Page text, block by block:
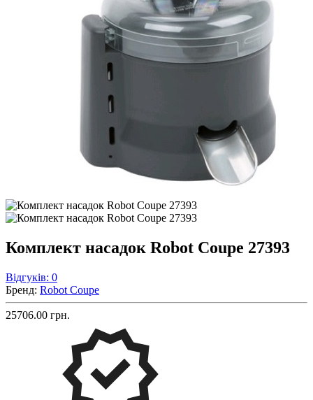
Комплект насадок Robot Coupe 27393
Відгуків: 0
Бренд: Robot Coupe
25706.00 грн.